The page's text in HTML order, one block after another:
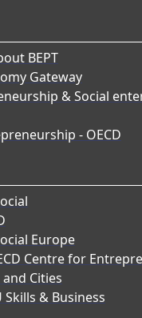
BEPT
Gateway
& Social
- OECD
Europe
Centre for
and Cities
Skills & Business